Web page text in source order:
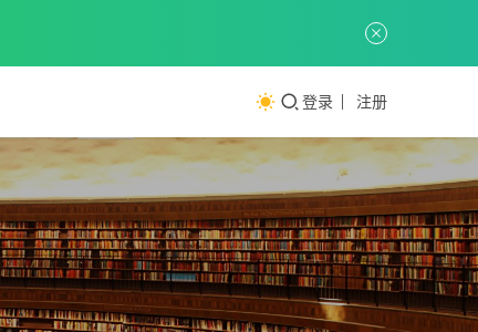
登录 注册